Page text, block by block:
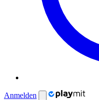
Anmelden